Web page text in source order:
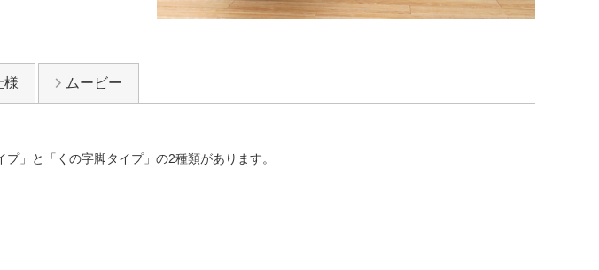
様 ムービー
」と「くの字脚タイプ」の2種類があります。